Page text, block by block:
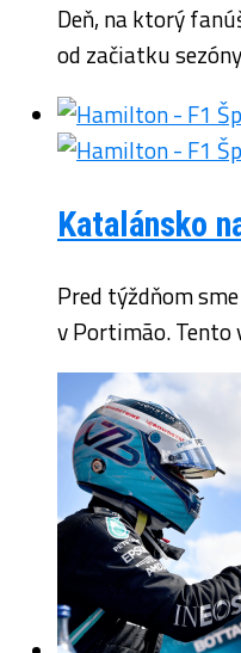
Deň, na ktorý
od začiatku
Katalánsko
Pred týždňom
v Portimão. Tento